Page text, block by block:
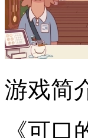
游戏简
《可